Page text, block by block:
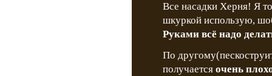
Все насадки Херня! Я
шкуркой использую,
Руками всё надо
По
получается очень